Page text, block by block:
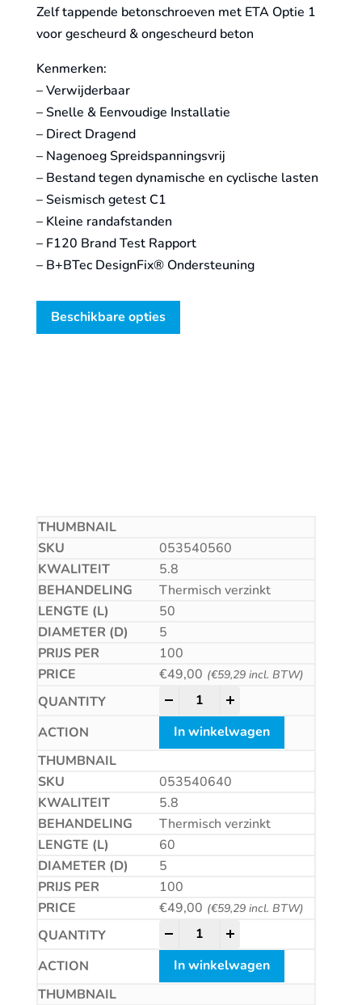
Zelf tappende betonschroeven met ETA Optie 1
voor gescheurd & ongescheurd beton
Kenmerken:
– Verwijderbaar
– Snelle & Eenvoudige Installatie
– Direct Dragend
– Nagenoeg Spreidspanningsvrij
– Bestand tegen dynamische en cyclische lasten
– Seismisch getest C1
– Kleine randafstanden
– F120 Brand Test Rapport
– B+BTec DesignFix® Ondersteuning
Beschikbare opties
053540560
5.8
Thermisch verzinkt
50
5
100
€49,00 (€59,29incl. BTW)
Betonschroef CS quantity
In winkelwagen
053540640
5.8
Thermisch verzinkt
60
5
100
€49,00 (€59,29incl. BTW)
Betonschroef CS quantity
In winkelwagen